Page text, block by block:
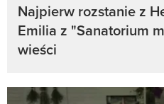
Najpierw rozstanie z
Emilia z "Sanatorium
wieści